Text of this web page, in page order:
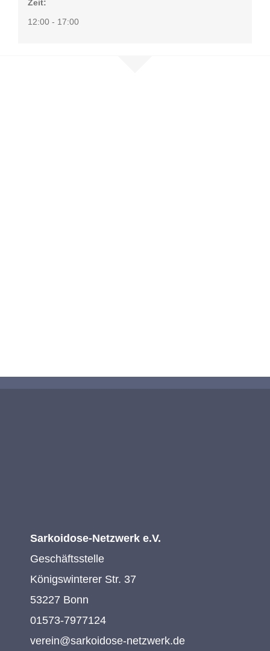
Zeit:
12:00 - 17:00
Sarkoidose-Netzwerk e.V.
Geschäftsstelle
Königswinterer Str. 37
53227 Bonn
01573-7977124
verein@sarkoidose-netzwerk.de